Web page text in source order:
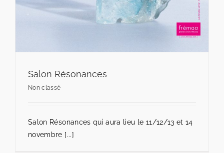
Salon Résonances
Non classé
Salon Résonances qui aura lieu le 11/12/13 et 14
novembre [...]